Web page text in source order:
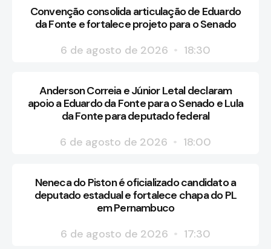
Convenção consolida articulação de Eduardo
da Fonte e fortalece projeto para o Senado
6 de agosto de 2026
18:30
Anderson Correia e Júnior Letal declaram
apoio a Eduardo da Fonte para o Senado e Lula
da Fonte para deputado federal
6 de agosto de 2026
18:00
Neneca do Piston é oficializado candidato a
deputado estadual e fortalece chapa do PL
em Pernambuco
6 de agosto de 2026
17:30